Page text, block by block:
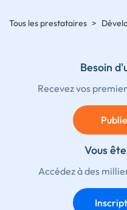
Tous les prestataires >
Besoin
Recevez vos
Vous
Accédez à des